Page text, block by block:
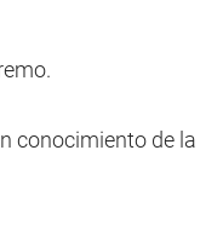
conocimiento de la